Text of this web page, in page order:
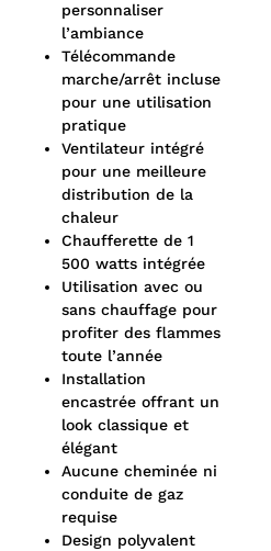
personnaliser
l’ambiance
Télécommande
marche/arrêt incluse
pour une utilisation
pratique
Ventilateur intégré
pour une meilleure
distribution de la
chaleur
Chaufferette de 1
500 watts intégrée
Utilisation avec ou
sans chauffage pour
profiter des flammes
toute l’année
Installation
encastrée offrant un
look classique et
élégant
Aucune cheminée ni
conduite de gaz
requise
Design polyvalent